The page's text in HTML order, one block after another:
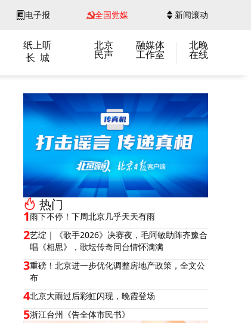
电子报 全国党媒 新闻滚动
纸上听
长 城
北京
民声
融媒体
工作室
北晚
在线
热门
1雨下不停！下周北京几乎天天有雨
2艺绽｜《歌手2026》决赛夜，毛阿敏助阵齐豫合
唱《相思》，歌坛传奇同台情怀满满
3重磅！北京进一步优化调整房地产政策，全文公
布
4北京大雨过后彩虹闪现，晚霞登场
5浙江台州《告全体市民书》